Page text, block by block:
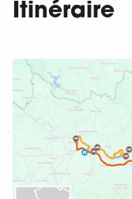
Itinéraire